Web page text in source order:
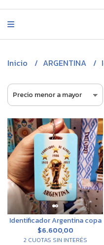
Inicio ARGENTINA
Identificador Argentina copa
$6.600,00
2 CUOTAS SIN INTERÉS